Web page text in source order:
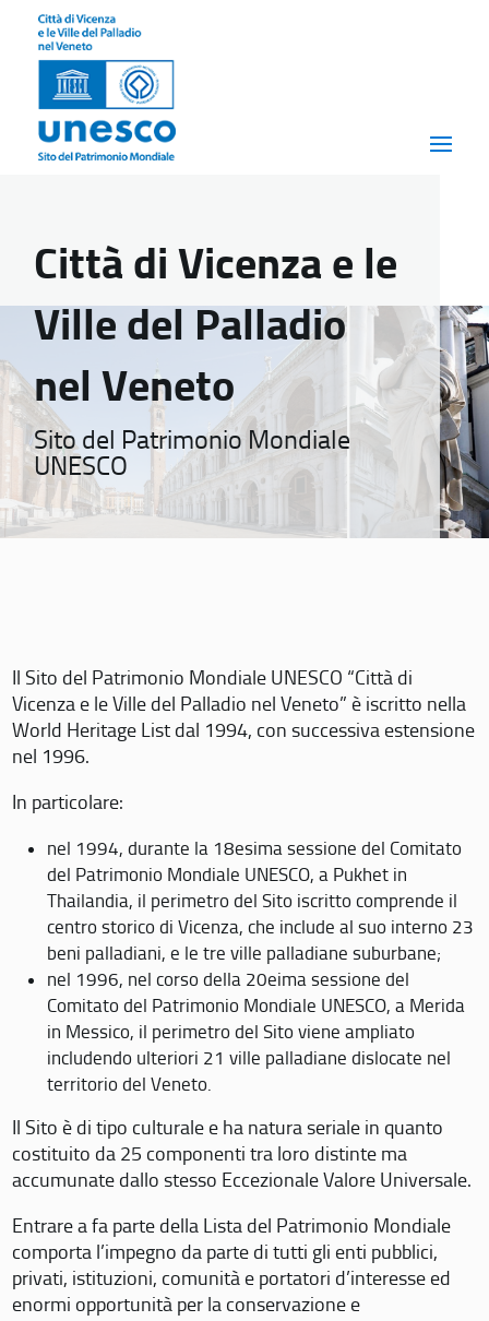
Città di Vicenza e le
Ville del Palladio
nel Veneto
Sito del Patrimonio Mondiale
UNESCO
Il Sito del Patrimonio Mondiale UNESCO “Città di
Vicenza e le Ville del Palladio nel Veneto” è iscritto nella
World Heritage List dal 1994, con successiva estensione
nel 1996.
In particolare:
nel 1994, durante la 18esima sessione del Comitato
del Patrimonio Mondiale UNESCO, a Pukhet in
Thailandia, il perimetro del Sito iscritto comprende il
centro storico di Vicenza, che include al suo interno 23
beni palladiani, e le tre ville palladiane suburbane;
nel 1996, nel corso della 20eima sessione del
Comitato del Patrimonio Mondiale UNESCO, a Merida
in Messico, il perimetro del Sito viene ampliato
includendo ulteriori 21 ville palladiane dislocate nel
territorio del Veneto.
Il Sito è di tipo culturale e ha natura seriale in quanto
costituito da 25 componenti tra loro distinte ma
accumunate dallo stesso Eccezionale Valore Universale.
Entrare a fa parte della Lista del Patrimonio Mondiale
comporta l’impegno da parte di tutti gli enti pubblici,
privati, istituzioni, comunità e portatori d’interesse ed
enormi opportunità per la conservazione e